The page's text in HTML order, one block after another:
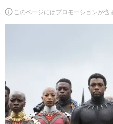
このページにはプロモーションが含